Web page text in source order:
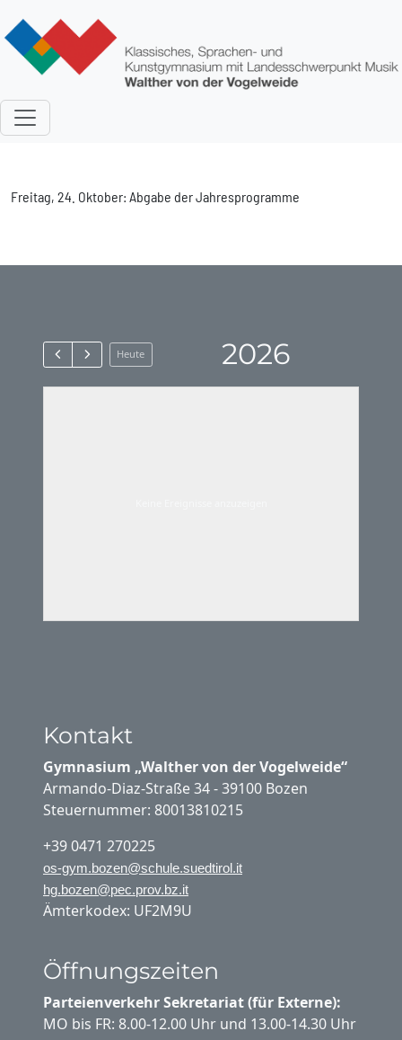
Freitag, 24. Oktober: Abgabe der Jahresprogramme
Heute 2026
Kontakt
Gymnasium „Walther von der Vogelweide“
Armando-Diaz-Straße 34 - 39100 Bozen
Steuernummer: 80013810215
+39 0471 270225
os-gym.bozen@schule.suedtirol.it
hg.bozen@pec.prov.bz.it
Ämterkodex: UF2M9U
Öffnungszeiten
Parteienverkehr Sekretariat (für Externe):
MO bis FR: 8.00-12.00 Uhr und 13.00-14.30 Uhr